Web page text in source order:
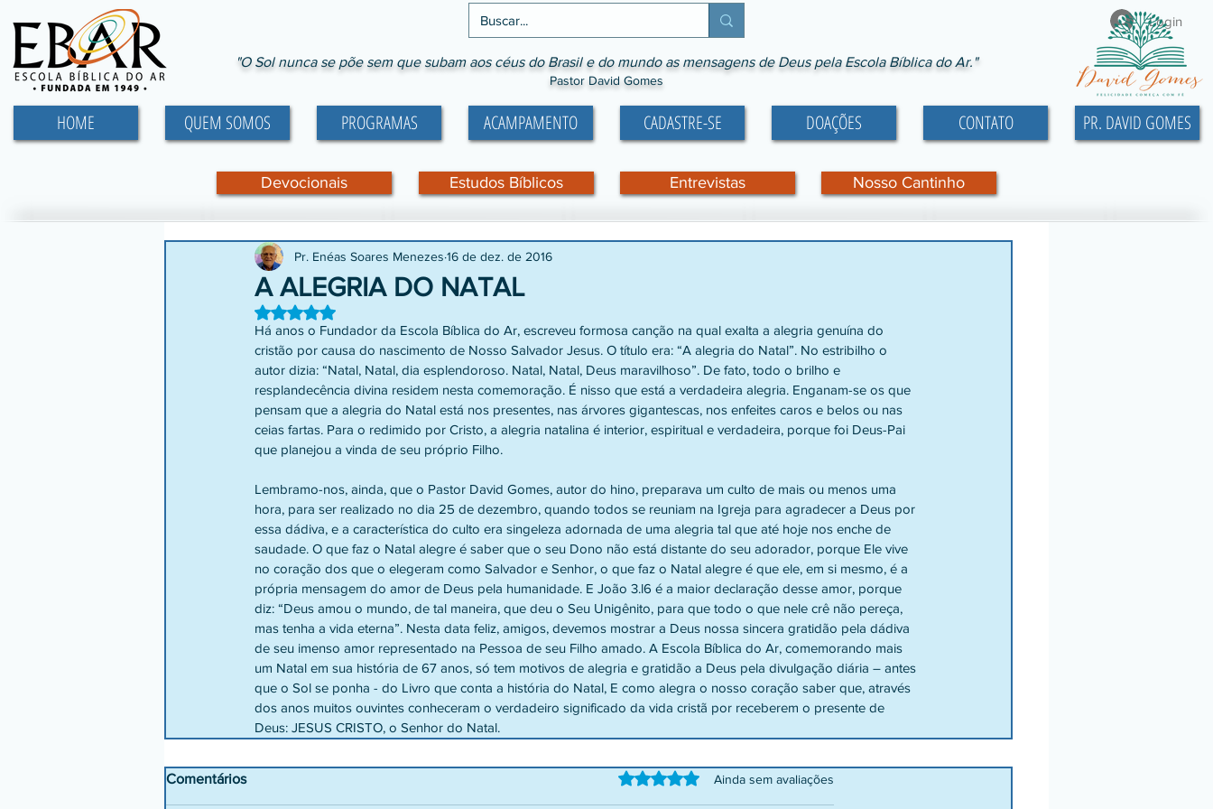
Login
"O Sol nunca se põe sem que subam aos céus do Brasil e do mundo as mensagens de Deus pela Escola Bíblica do Ar."
Pastor David Gomes
HOME QUEM SOMOS PROGRAMAS ACAMPAMENTO CADASTRE-SE DOAÇÕES CONTATO PR. DAVID GOMES
Devocionais Estudos Bíblicos Entrevistas Nosso Cantinho
A ALEGRIA DO NATAL
Pr. Enéas Soares Menezes 16 de dez. de 2016
Avaliado com NaN de 5 estrelas.
Há anos o Fundador da Escola Bíblica do Ar, escreveu formosa canção na qual exalta a alegria genuína do
cristão por causa do nascimento de Nosso Salvador Jesus. O título era: “A alegria do Natal”. No estribilho o
autor dizia: “Natal, Natal, dia esplendoroso. Natal, Natal, Deus maravilhoso”. De fato, todo o brilho e
resplandecência divina residem nesta comemoração. É nisso que está a verdadeira alegria. Enganam-se os que
pensam que a alegria do Natal está nos presentes, nas árvores gigantescas, nos enfeites caros e belos ou nas
ceias fartas. Para o redimido por Cristo, a alegria natalina é interior, espiritual e verdadeira, porque foi Deus-Pai
que planejou a vinda de seu próprio Filho.
Lembramo-nos, ainda, que o Pastor David Gomes, autor do hino, preparava um culto de mais ou menos uma
hora, para ser realizado no dia 25 de dezembro, quando todos se reuniam na Igreja para agradecer a Deus por
essa dádiva, e a característica do culto era singeleza adornada de uma alegria tal que até hoje nos enche de
saudade. O que faz o Natal alegre é saber que o seu Dono não está distante do seu adorador, porque Ele vive
no coração dos que o elegeram como Salvador e Senhor, o que faz o Natal alegre é que ele, em si mesmo, é a
própria mensagem do amor de Deus pela humanidade. E João 3.l6 é a maior declaração desse amor, porque
diz: “Deus amou o mundo, de tal maneira, que deu o Seu Unigênito, para que todo o que nele crê não pereça,
mas tenha a vida eterna”. Nesta data feliz, amigos, devemos mostrar a Deus nossa sincera gratidão pela dádiva
de seu imenso amor representado na Pessoa de seu Filho amado. A Escola Bíblica do Ar, comemorando mais
um Natal em sua história de 67 anos, só tem motivos de alegria e gratidão a Deus pela divulgação diária – antes
que o Sol se ponha - do Livro que conta a história do Natal, E como alegra o nosso coração saber que, através
dos anos muitos ouvintes conheceram o verdadeiro significado da vida cristã por receberem o presente de
Deus: JESUS CRISTO, o Senhor do Natal.
Comentários Avaliado com 0 de 5 estrelas.
Ainda sem avaliações